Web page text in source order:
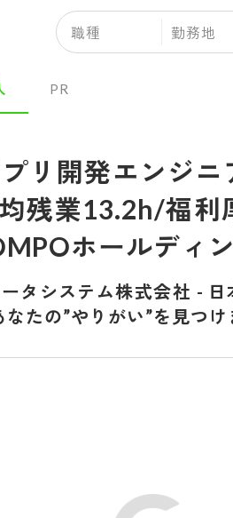
職種 勤務地
PR
プリ開発エンジ
残業13.2h/福
ホールディ
タシステム株式会社 -
たの”やりがい”を見つけ